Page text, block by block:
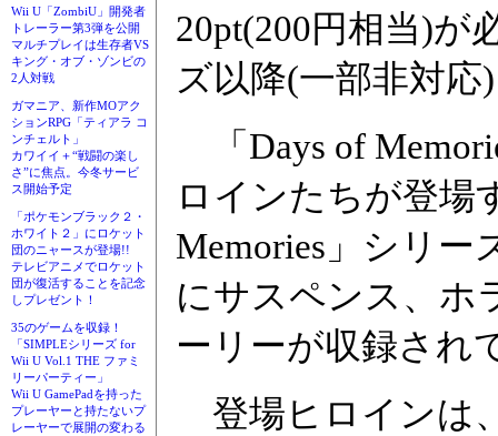
Wii U「ZombiU」開発者
トレーラー第3弾を公開
マルチプレイは生存者VS
キング・オブ・ゾンビの
2人対戦
ガマニア、新作MOアク
ションRPG「ティアラ コ
ンチェルト」
カワイイ＋“戦闘の楽し
さ”に焦点。今冬サービ
ス開始予定
「ポケモンブラック２・
ホワイト２」にロケット
団のニャースが登場!!
テレビアニメでロケット
団が復活することを記念
しプレゼント！
35のゲームを収録！
「SIMPLEシリーズ for
Wii U Vol.1 THE ファミ
リーパーティー」
Wii U GamePadを持った
プレーヤーと持たないプ
レーヤーで展開の変わる
20pt(200円相当)が
ズ以降(一部非対応
「Days of
ロインたちが登場
Memories」シリー
にサスペンス、ホ
ーリーが収録され
登場ヒロインは